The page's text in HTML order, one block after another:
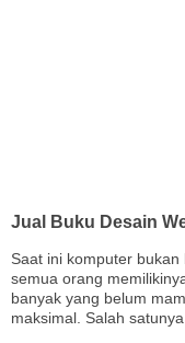
Jual Buku Desain
Saat ini komputer
semua orang
banyak yang belum
maksimal. Salah